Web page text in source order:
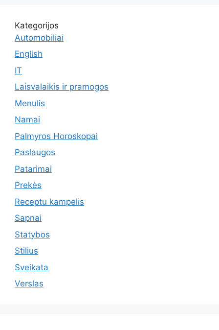
Kategorijos
Automobiliai
English
IT
Laisvalaikis ir pramogos
Menulis
Namai
Palmyros Horoskopai
Paslaugos
Patarimai
Prekės
Receptu kampelis
Sapnai
Statybos
Stilius
Sveikata
Verslas